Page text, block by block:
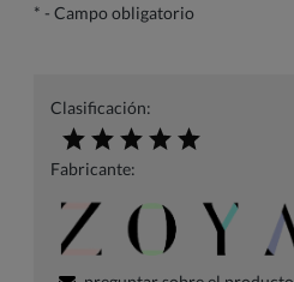
* - Campo obligatorio
Clasificación:
Fabricante: